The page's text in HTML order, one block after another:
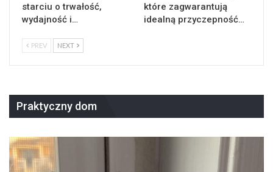
starciu o trwałość,
wydajność i…
które zagwarantują
idealną przyczepność…
PREV NEXT
Praktyczny dom